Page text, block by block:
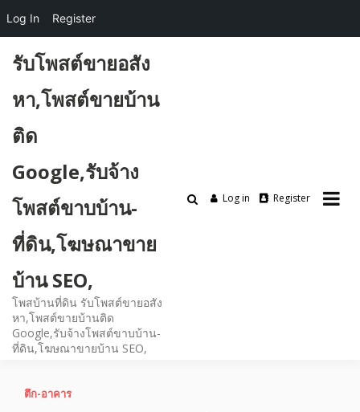
content
รับโพสต์ขายอสัง
หา,โพสต์ขายบ้าน
ติด
Google,รับจ้าง
โพสต์ขาบบ้าน-
ที่ดิน,โฆษณาขาย
บ้าน SEO,
โพสบ้านที่ดิน รับโพสต์ขายอสัง
หา,โพสต์ขายบ้านติด
Google,รับจ้างโพสต์ขาบบ้าน-
ที่ดิน,โฆษณาขายบ้าน SEO,
Log in Register
ตึก-อาคาร
Log In Register